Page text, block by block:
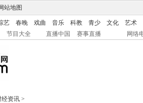
站地图
艺 春晚 戏曲 音乐 科教 青少 文化
艺术
节目大全 直播中国 赛事直播 网络
经资讯 >